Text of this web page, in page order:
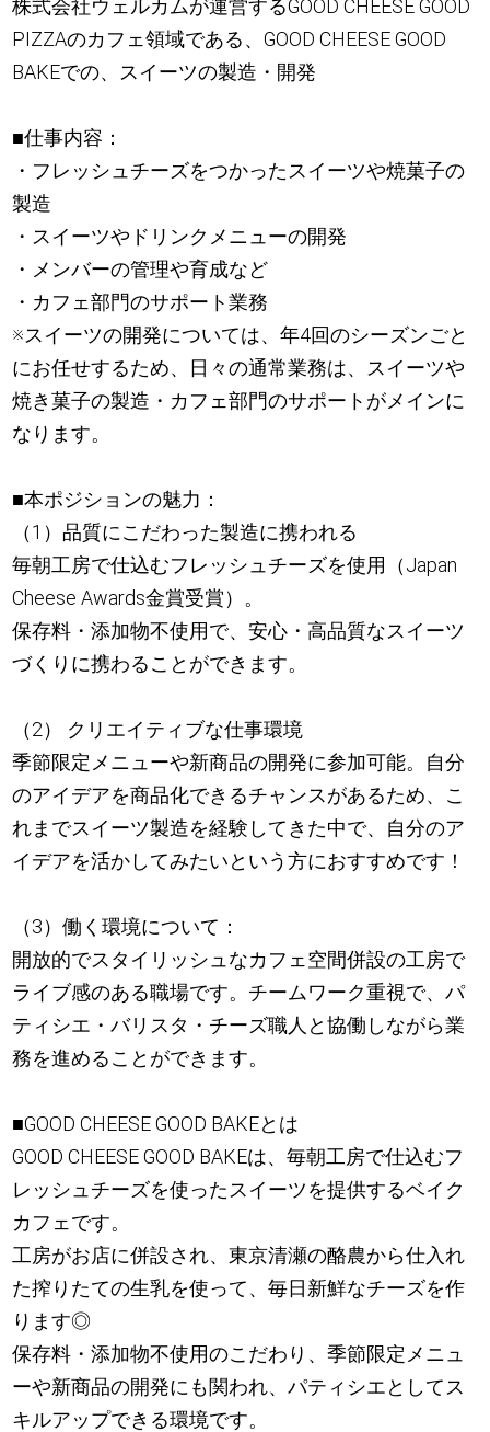
株式会社ウェルカムが運営するGOOD CHEESE GOOD
PIZZAのカフェ領域である、GOOD CHEESE GOOD
BAKEでの、スイーツの製造・開発
■仕事内容：
・フレッシュチーズをつかったスイーツや焼菓子の
製造
・スイーツやドリンクメニューの開発
・メンバーの管理や育成など
・カフェ部門のサポート業務
※スイーツの開発については、年4回のシーズンごと
にお任せするため、日々の通常業務は、スイーツや
焼き菓子の製造・カフェ部門のサポートがメインに
なります。
■本ポジションの魅力：
（1）品質にこだわった製造に携われる
毎朝工房で仕込むフレッシュチーズを使用（Japan
Cheese Awards金賞受賞）。
保存料・添加物不使用で、安心・高品質なスイーツ
づくりに携わることができます。
（2） クリエイティブな仕事環境
季節限定メニューや新商品の開発に参加可能。自分
のアイデアを商品化できるチャンスがあるため、こ
れまでスイーツ製造を経験してきた中で、自分のア
イデアを活かしてみたいという方におすすめです！
（3）働く環境について：
開放的でスタイリッシュなカフェ空間併設の工房で
ライブ感のある職場です。チームワーク重視で、パ
ティシエ・バリスタ・チーズ職人と協働しながら業
務を進めることができます。
■GOOD CHEESE GOOD BAKEとは
GOOD CHEESE GOOD BAKEは、毎朝工房で仕込むフ
レッシュチーズを使ったスイーツを提供するベイク
カフェです。
工房がお店に併設され、東京清瀬の酪農から仕入れ
た搾りたての生乳を使って、毎日新鮮なチーズを作
ります◎
保存料・添加物不使用のこだわり、季節限定メニュ
ーや新商品の開発にも関われ、パティシエとしてス
キルアップできる環境です。